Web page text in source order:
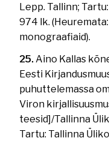
Lepp. Tallinn;
974 lk.
monograafiaid).
25.Aino Kallas
Eesti
puhuttelemassa
Viron
teesid]/Tallinna
Tartu: Tallinna